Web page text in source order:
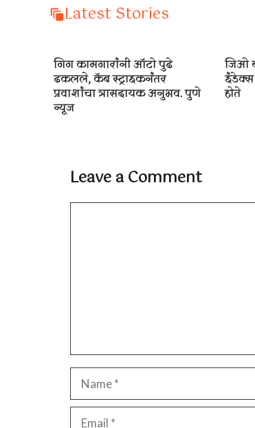
Latest Stories
गिग कामगारांनी ऑटो पुढे
ढकलले, कॅब स्ट्राइकनंतर
प्रवाशांचा त्रासदायक अनुभव. पुणे
न्यूज
जिओ
इंडेक्स
होते
Leave a Comment
Comment
Name
Email